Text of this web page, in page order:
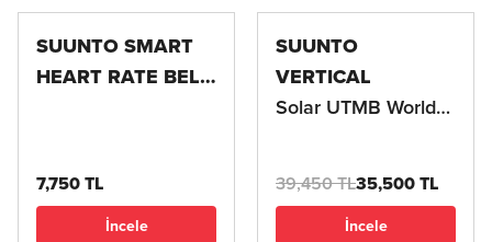
SUUNTO SMART
HEART RATE BELT
7,750 TL
İncele
SUUNTO
VERTICAL
Solar UTMB World
39,450 TL35,500 TL
İncele
Suunto – Her An Yanında
İster günlük yaşamda, ister doğada,